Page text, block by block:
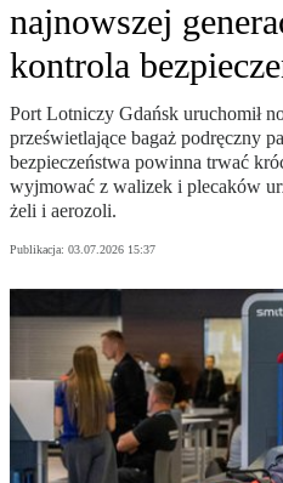
najnowszej
kontrola
Port Lotniczy Gdańsk uruchomił
prześwietlające bagaż podręczny
bezpieczeństwa powinna trwać
wyjmować z walizek i plecaków
żeli i aerozoli.
Publikacja: 03.07.2026 15:37